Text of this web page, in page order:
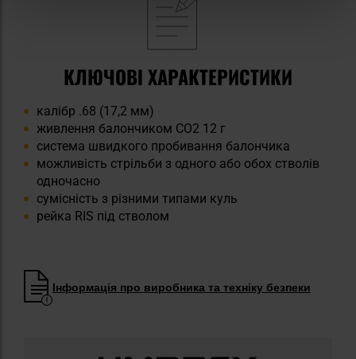
КЛЮЧОВІ ХАРАКТЕРИСТИКИ
калібр .68 (17,2 мм)
живлення балончиком CO2 12 г
система швидкого пробивання балончика
можливість стрільби з одного або обох стволів
одночасно
сумісність з різними типами куль
рейка RIS під стволом
Інформація про виробника та техніку безпеки